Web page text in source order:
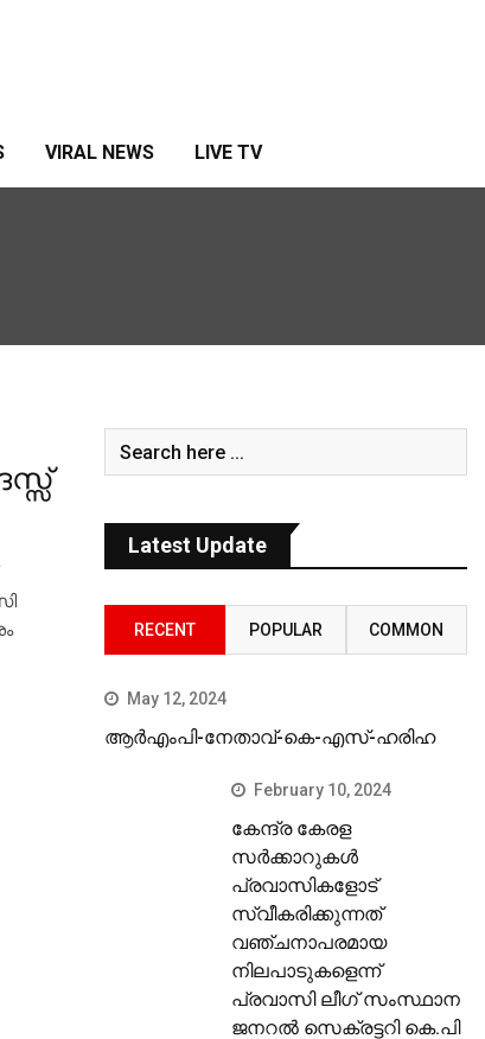
VIRAL NEWS LIVE TV
Latest Update
RECENT POPULAR COMMON
May 12, 2024
ആർഎംപി-നേതാവ്-കെ-എസ്-ഹരിഹ
February 10, 2024
കേന്ദ്ര കേരള
സര്‍ക്കാറുകള്‍
പ്രവാസികളോട്
സ്വീകരിക്കുന്നത്
വഞ്ചനാപരമായ
നിലപാടുകളെന്ന്
പ്രവാസി ലീഗ് സംസ്ഥാന
ജനറല്‍ സെക്രട്ടറി കെ.പി